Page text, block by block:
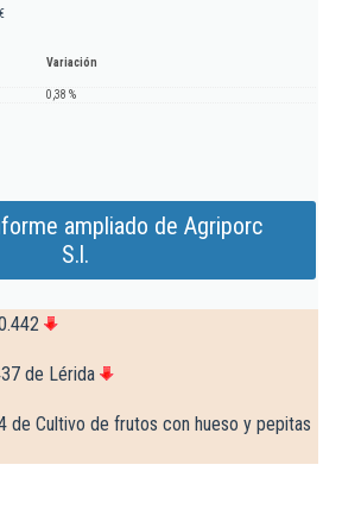
Variación
0,38 %
ampliado de Agriporc
S.l.
de Lérida
de Cultivo de frutos con hueso y pepitas